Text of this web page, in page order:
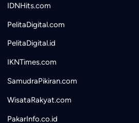
IDNHits.com
PelitaDigital.com
PelitaDigital.id
IKNTimes.com
SamudraPikiran.com
WisataRakyat.com
PakarInfo.co.id